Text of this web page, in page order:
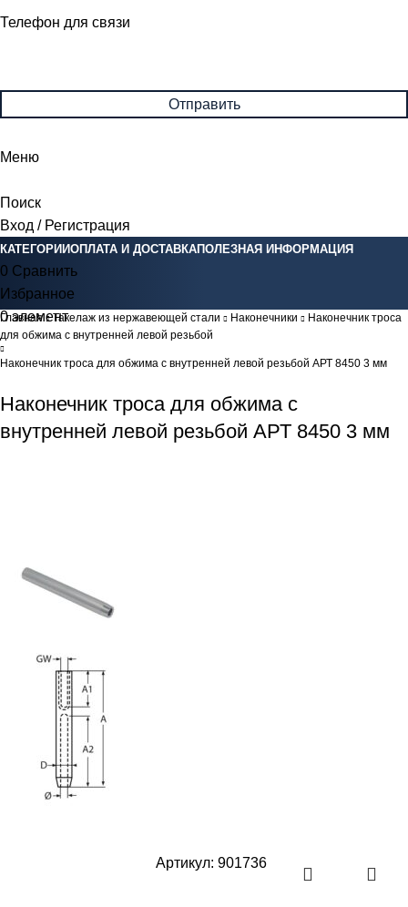
Телефон для связи
Меню
Поиск
Вход / Регистрация
КАТЕГОРИИОПЛАТА И ДОСТАВКАПОЛЕЗНАЯ ИНФОРМАЦИЯ
0 Сравнить
Избранное
0элемент 0Br
Главная Такелаж из нержавеющей стали Наконечники
Наконечник троса
для обжима с внутренней левой резьбой
Наконечник троса для обжима с внутренней левой резьбой АРТ 8450 3 мм
Наконечник троса для обжима с
внутренней левой резьбой АРТ 8450 3 мм
Артикул: 901736